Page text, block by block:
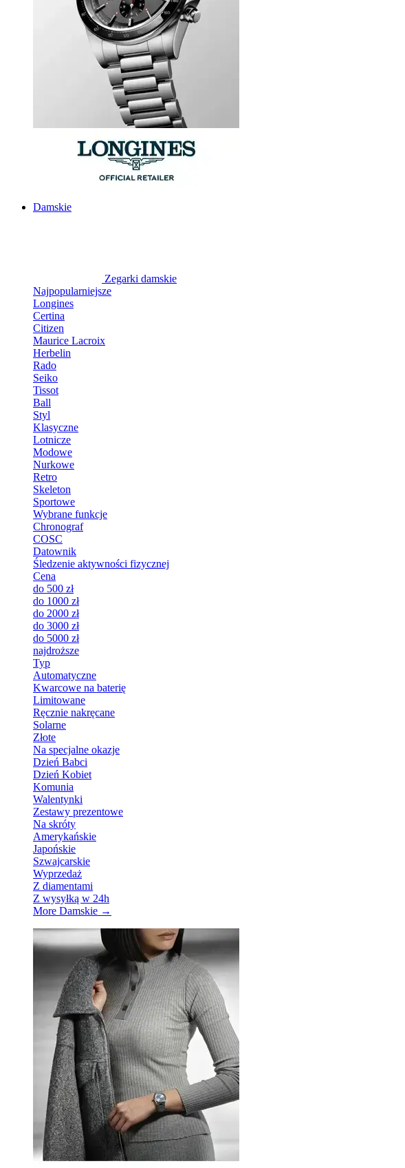
Damskie
Zegarki damskie
Najpopularniejsze
Longines
Certina
Citizen
Maurice Lacroix
Herbelin
Rado
Seiko
Tissot
Ball
Styl
Klasyczne
Lotnicze
Modowe
Nurkowe
Retro
Skeleton
Sportowe
Wybrane funkcje
Chronograf
COSC
Datownik
Śledzenie aktywności fizycznej
Cena
do 500 zł
do 1000 zł
do 2000 zł
do 3000 zł
do 5000 zł
najdroższe
Typ
Automatyczne
Kwarcowe na baterię
Limitowane
Ręcznie nakręcane
Solarne
Złote
Na specjalne okazje
Dzień Babci
Dzień Kobiet
Komunia
Walentynki
Zestawy prezentowe
Na skróty
Amerykańskie
Japońskie
Szwajcarskie
Wyprzedaż
Z diamentami
Z wysyłką w 24h
More Damskie →